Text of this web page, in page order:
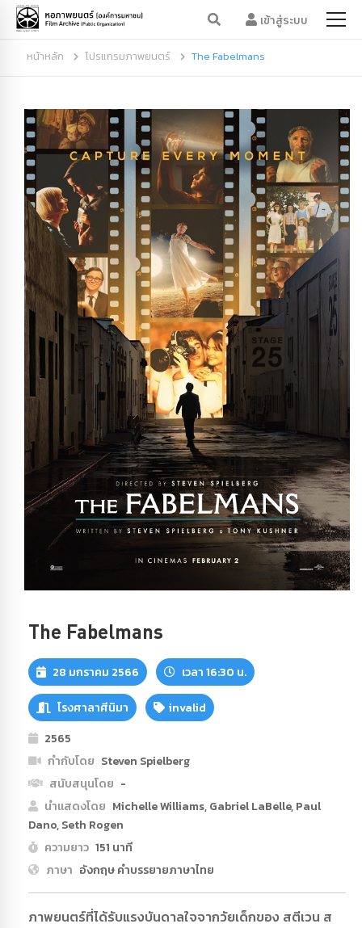
เข้าสู่ระบบ
หน้าหลัก โปรแกรมภาพยนตร์ The Fabelmans
The Fabelmans
28 มกราคม 2566 เวลา 16:30 น.
โรงศาลาศีนิมา
invalid
2565
กำกับโดย Steven Spielberg
สนับสนุนโดย -
นำแสดงโดย Michelle Williams, Gabriel LaBelle, Paul
Dano, Seth Rogen
ความยาว 151 นาที
ภาษา อังกฤษ คำบรรยายภาษาไทย
ภาพยนตร์ที่ได้รับแรงบันดาลใจจากวัยเด็กของ สตีเวน ส